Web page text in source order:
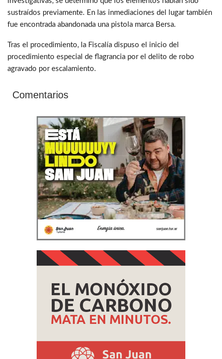
sustraídos previamente. En las inmediaciones del lugar también
fue encontrada abandonada una pistola marca Bersa.
Tras el procedimiento, la Fiscalía dispuso el inicio del
procedimiento especial de flagrancia por el delito de robo
agravado por escalamiento.
Comentarios